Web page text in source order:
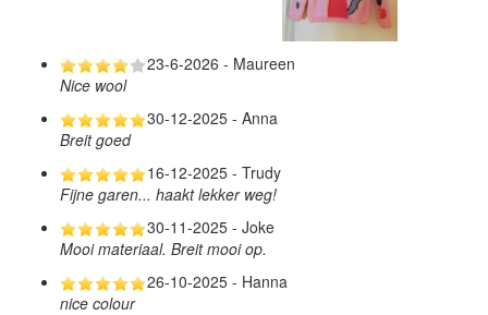
23-6-2026 - Maureen
Nice wool
30-12-2025 - Anna
Breit goed
16-12-2025 - Trudy
Fijne garen... haakt lekker weg!
30-11-2025 - Joke
Mooi materiaal. Breit mooi op.
26-10-2025 - Hanna
nice colour